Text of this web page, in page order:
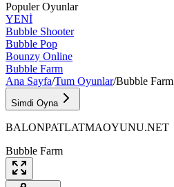
Populer Oyunlar
YENİ
Bubble Shooter
Bubble Pop
Bounzy Online
Bubble Farm
Ana Sayfa/Tum Oyunlar/Bubble Farm
Simdi Oyna
BALONPATLATMAOYUNU.NET
Bubble Farm